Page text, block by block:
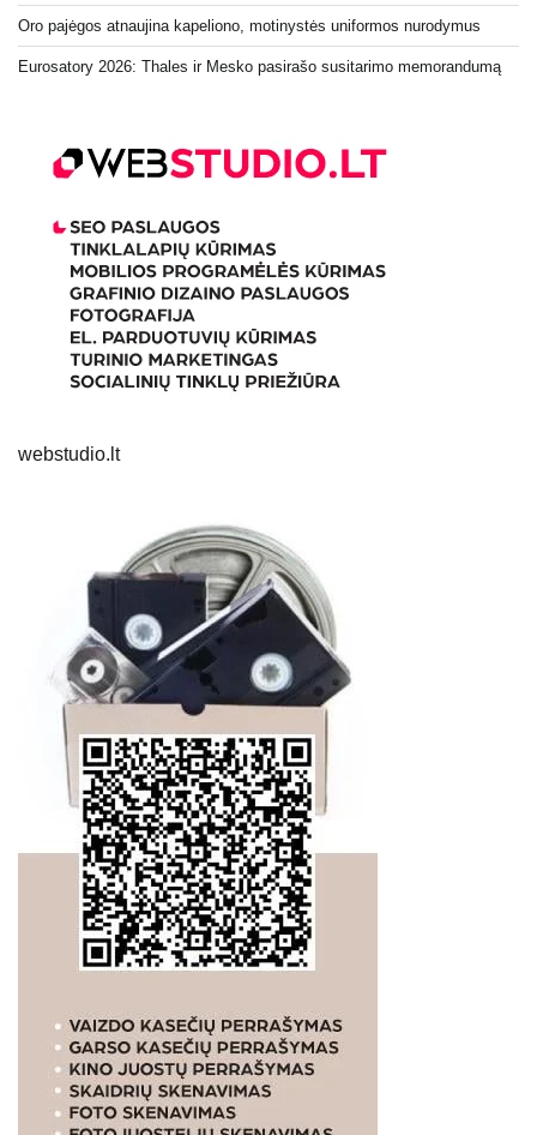
Oro pajėgos atnaujina kapeliono, motinystės uniformos nurodymus
Eurosatory 2026: Thales ir Mesko pasirašo susitarimo memorandumą
webstudio.lt